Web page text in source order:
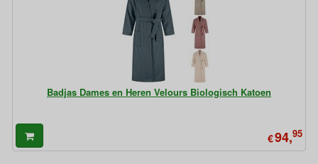
Badjas Dames en Heren Velours Biologisch Katoen
€94,95